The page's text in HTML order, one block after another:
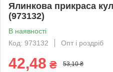
Ялинкова прикраса
(973132)
В наявності
Код: 973132
Опт і роздріб
42,48 ₴ 53,10 ₴